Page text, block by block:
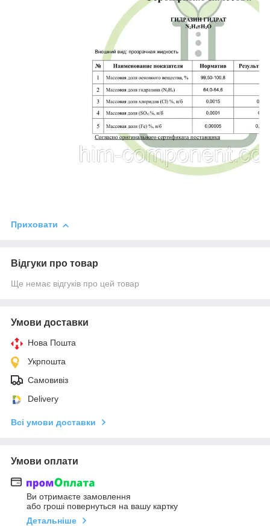
Приховати
Відгуки про товар
Ще немає відгуків про цей товар
Умови доставки
Нова Пошта
Укрпошта
Самовивіз
Delivery
Всі умови доставки
Умови оплати
Ви отримаєте замовлення
або гроші повернуться на вашу картку
Детальніше